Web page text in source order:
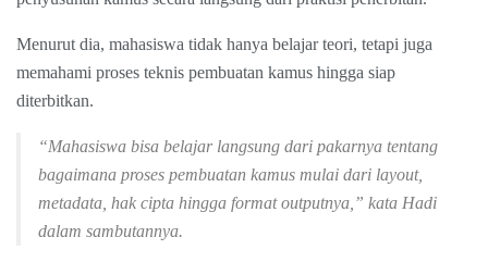
Menurut dia, mahasiswa tidak hanya belajar teori, tetapi juga
memahami proses teknis pembuatan kamus hingga siap
diterbitkan.
“Mahasiswa bisa belajar langsung dari pakarnya tentang
bagaimana proses pembuatan kamus mulai dari layout,
metadata, hak cipta hingga format outputnya,” kata Hadi
dalam sambutannya.